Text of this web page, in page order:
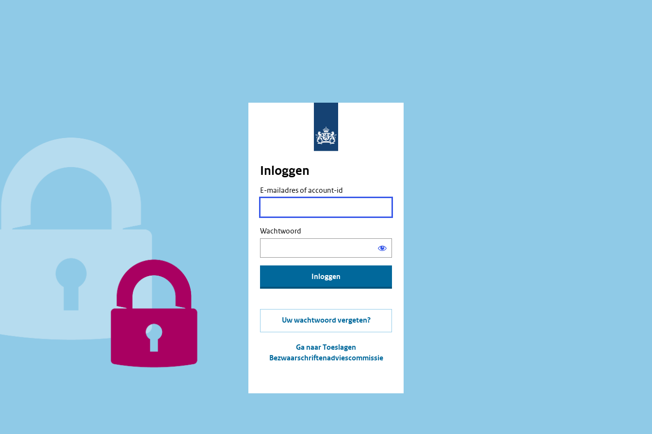
Inloggen
E-mailadres of account-id
Wachtwoord
Uw wachtwoord vergeten?
Ga naar Toeslagen
Bezwaarschriftenadviescommissie